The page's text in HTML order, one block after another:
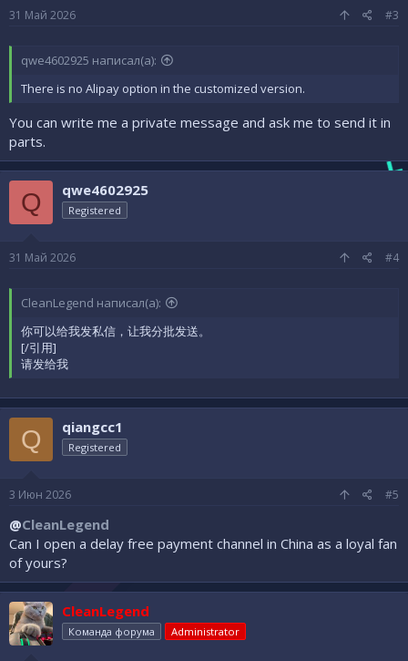
31 Май 2026 #3
qwe4602925 написал(а):
There is no Alipay option in the customized version.
You can write me a private message and ask me to send it in
parts.
Q qwe4602925
Registered
31 Май 2026 #4
CleanLegend написал(а):
你可以给我发私信，让我分批发送。
[/引用]
请发给我
Q qiangcc1
Registered
3 Июн 2026 #5
@CleanLegend
Can I open a delay free payment channel in China as a loyal fan
of yours?
CleanLegend
Команда форума Administrator